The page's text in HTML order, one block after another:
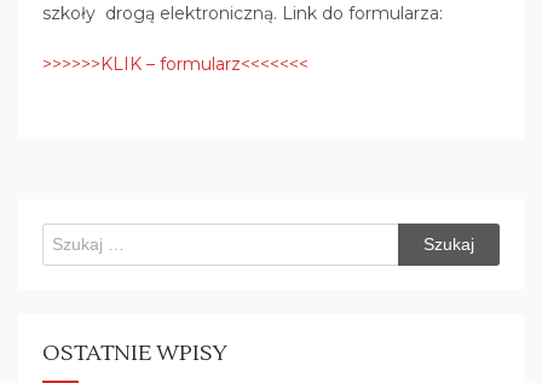
szkoły drogą elektroniczną. Link do formularza:
>>>>>>KLIK – formularz<<<<<<<
Szukaj:
OSTATNIE WPISY